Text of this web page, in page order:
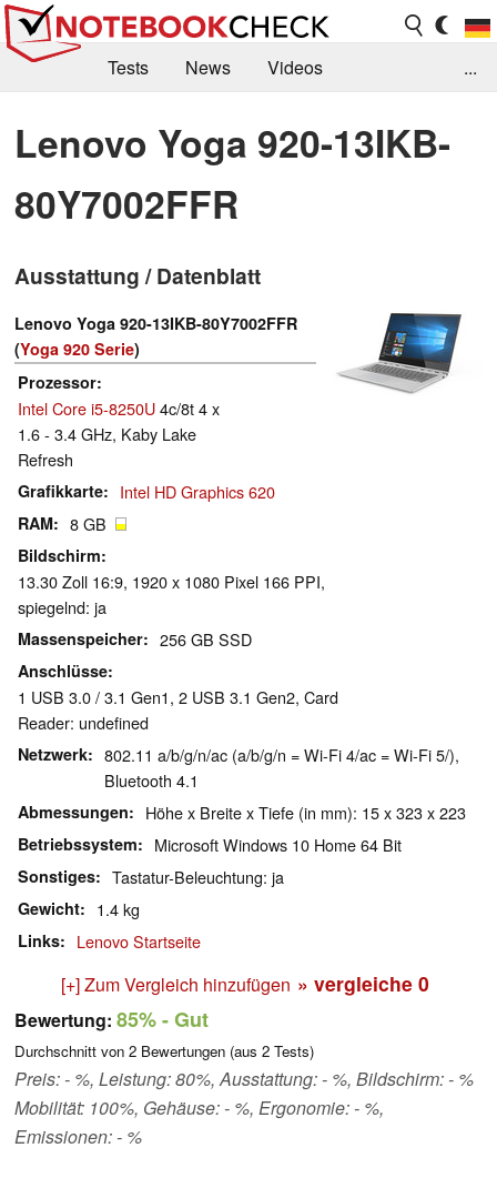
Tests News
Videos
Kaufberatung
Deals Suche
Jobs
Forum
...
Lenovo Yoga 920-13IKB-
80Y7002FFR
Ausstattung / Datenblatt
Lenovo Yoga 920-13IKB-80Y7002FFR
(Yoga 920 Serie)
Prozessor
Intel Core i5-8250U4c/8t 4 x
1.6 - 3.4 GHz, Kaby Lake
Refresh
Grafikkarte Intel HD Graphics 620
RAM 8 GB
Bildschirm
13.30 Zoll 16:9, 1920 x 1080 Pixel 166 PPI,
spiegelnd: ja
Massenspeicher 256 GB SSD
Anschlüsse
1 USB 3.0 / 3.1 Gen1, 2 USB 3.1 Gen2, Card
Reader: undefined
Netzwerk
802.11 a/b/g/n/ac (a/b/g/n = Wi-Fi 4/ac = Wi-Fi 5/),
Bluetooth 4.1
Abmessungen Höhe x Breite x Tiefe (in mm): 15 x 323 x 223
Betriebssystem Microsoft Windows 10 Home 64 Bit
Sonstiges Tastatur-Beleuchtung: ja
Gewicht 1.4 kg
Links Lenovo Startseite
[+] Zum Vergleich hinzufügen » vergleiche 0
Bewertung: 85%- Gut
Durchschnitt von 2 Bewertungen (aus 2 Tests)
Preis: - %, Leistung: 80%, Ausstattung: - %, Bildschirm: - %
Mobilität: 100%, Gehäuse: - %, Ergonomie: - %,
Emissionen: - %